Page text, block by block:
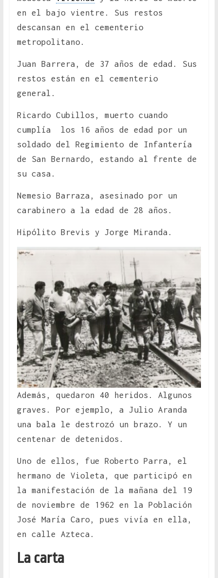
en el bajo vientre. Sus restos
descansan en el cementerio
metropolitano.
Juan Barrera, de 37 años de edad. Sus
restos están en el cementerio
general.
Ricardo Cubillos, muerto cuando
cumplía los 16 años de edad por un
soldado del Regimiento de Infantería
de San Bernardo, estando al frente de
su casa.
Nemesio Barraza, asesinado por un
carabinero a la edad de 28 años.
Hipólito Brevis y Jorge Miranda.
Además, quedaron 40 heridos. Algunos
graves. Por ejemplo, a Julio Aranda
una bala le destrozó un brazo. Y un
centenar de detenidos.
Uno de ellos, fue Roberto Parra, el
hermano de Violeta, que participó en
la manifestación de la mañana del 19
de noviembre de 1962 en la Población
José María Caro, pues vivía en ella,
en calle Azteca.
La carta